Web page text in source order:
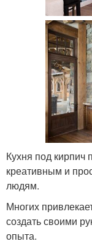
Кухня под кирпич
креативным и
людям.
Многих
создать своими
опыта.